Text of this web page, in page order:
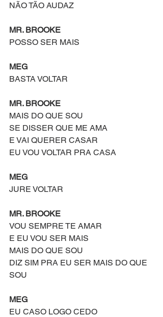
NÃO TÃO AUDAZ
MR. BROOKE
POSSO SER MAIS
MEG
BASTA VOLTAR
MR. BROOKE
MAIS DO QUE SOU
SE DISSER QUE ME AMA
E VAI QUERER CASAR
EU VOU VOLTAR PRA CASA
MEG
JURE VOLTAR
MR. BROOKE
VOU SEMPRE TE AMAR
E EU VOU SER MAIS
MAIS DO QUE SOU
DIZ SIM PRA EU SER MAIS DO QUE
SOU
MEG
EU CASO LOGO CEDO